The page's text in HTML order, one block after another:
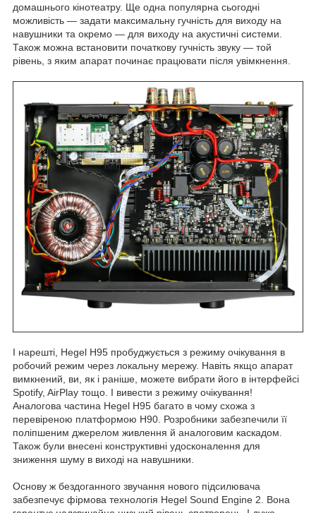
домашнього кінотеатру. Ще одна популярна сьогодні
можливість — задати максимальну гучність для виходу на
навушники та окремо — для виходу на акустичні системи.
Також можна встановити початкову гучність звуку — той
рівень, з яким апарат починає працювати після увімкнення.
І нарешті, Hegel Н95 пробуджується з режиму очікування в
робочий режим через локальну мережу. Навіть якщо апарат
вимкнений, ви, як і раніше, можете вибрати його в інтерфейсі
Spotify, AirPlay тощо. І вивести з режиму очікування!
Аналогова частина Hegel Н95 багато в чому схожа з
перевіреною платформою H90. Розробники забезпечили її
поліпшеним джерелом живлення й аналоговим каскадом.
Також були внесені конструктивні удосконалення для
зниження шуму в виході на навушники.
Основу ж бездоганного звучання нового підсилювача
забезпечує фірмова технологія Hegel Sound Engine 2. Вона